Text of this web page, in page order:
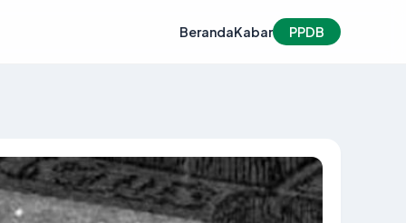
BerandaKabar PPDB